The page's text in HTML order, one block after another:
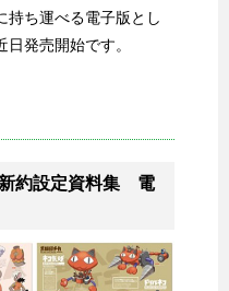
持ち運べる電子版とし
発売開始です。
新約設定資料集 電